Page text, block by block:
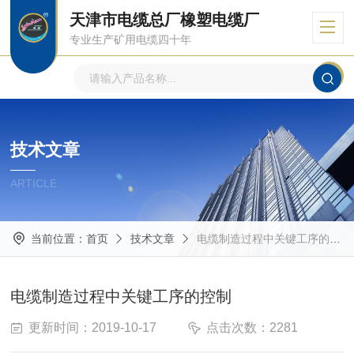
天津市电缆总厂橡塑电缆厂
专业生产矿用电缆四十年
技术文章
ARTICLE
当前位置： 首页 技术文章 电缆制造过程中关键工序的控制
电缆制造过程中关键工序的控制
更新时间：2019-10-17 点击次数：2281